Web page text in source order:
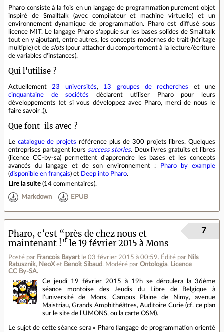
Pharo consiste à la fois en un langage de programmation purement objet
inspiré de Smalltalk (avec compilateur et machine virtuelle) et un
environnement dynamique de programmation. Pharo est diffusé sous
licence MIT. Le langage Pharo s'appuie sur les bases solides de Smalltalk
tout en y ajoutant, entre autres, les concepts modernes de trait (héritage
multiple) et de slots(pour attacher du comportement à la lecture/écriture
de variables d'instances).
Qui l'utilise ?
Actuellement 23 universités, 13 groupes de recherches
et une
cinquantaine de sociétés
déclarent utiliser Pharo pour leurs
développements (et si vous développez avec Pharo, merci de nous le
faire savoir :)).
Que font-ils avec ?
Le catalogue de projets référence plus de 300 projets libres. Quelques
entreprises partagent leurs success stories. Deux livres gratuits et libres
(licence CC-by-sa) permettent d'apprendre les bases et les concepts
avancés du langage et de son environnement :
Pharo by example
(disponible en français) et Deep into Pharo.
Lire la suite (14 commentaires).
Markdown EPUB
Pharo, c’est “près de chez nous et
maintenant !” le 19 février 2015 à Mons
Posté par Francois Bayart le 03 février 2015 à 00:59. Édité par Nils
Ratusznik, NeoX et Benoît Sibaud. Modéré par Ontologia. Licence
CC By‑SA.
7
Ce jeudi 19 février 2015 à 19h se déroulera la 36ème
séance montoise des Jeudis du Libre de Belgique à
l'université de Mons, Campus Plaine de Nimy, avenue
Maistriau, Grands Amphithéâtres, Auditoire Curie (cf. ce plan
sur le site de l’UMONS, ou la carte OSM).
Le sujet de cette séance sera « Pharo (langage de programmation orienté